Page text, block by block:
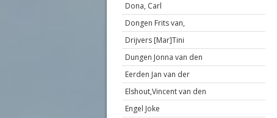
Dona, Carl
Dongen Frits van,
Drijvers [Mar]Tini
Dungen Jonna van den
Eerden Jan van der
Elshout,Vincent van den
Engel Joke